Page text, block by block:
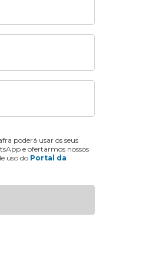
poderá usar os seus
e ofertarmos nossos
uso do Portal da